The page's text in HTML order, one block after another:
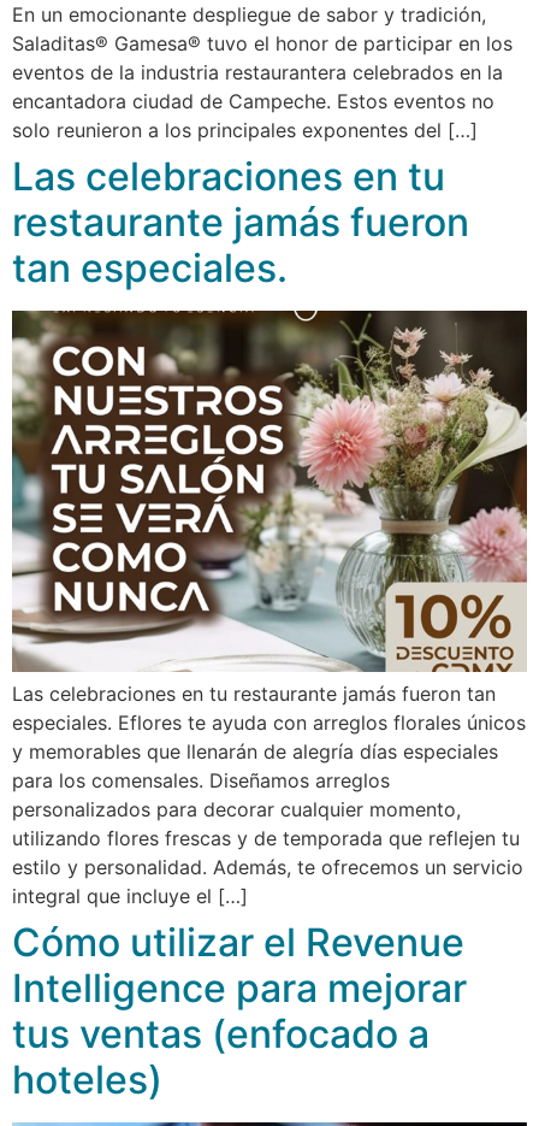
En un emocionante despliegue de sabor y tradición,
Saladitas® Gamesa® tuvo el honor de participar en los
eventos de la industria restaurantera celebrados en la
encantadora ciudad de Campeche. Estos eventos no
solo reunieron a los principales exponentes del […]
Las celebraciones en tu
restaurante jamás fueron
tan especiales.
Las celebraciones en tu restaurante jamás fueron tan
especiales. Eflores te ayuda con arreglos florales únicos
y memorables que llenarán de alegría días especiales
para los comensales. Diseñamos arreglos
personalizados para decorar cualquier momento,
utilizando flores frescas y de temporada que reflejen tu
estilo y personalidad. Además, te ofrecemos un servicio
integral que incluye el […]
Cómo utilizar el Revenue
Intelligence para mejorar
tus ventas (enfocado a
hoteles)